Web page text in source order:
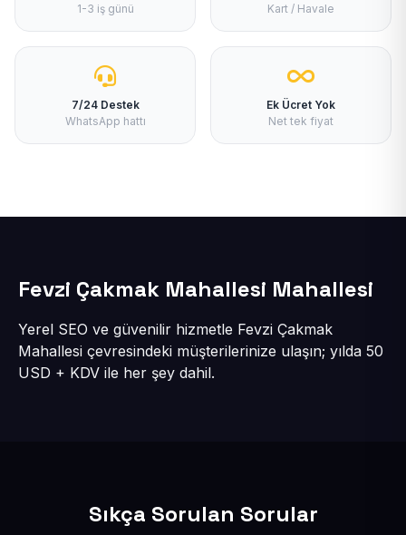
1-3 iş günü
Kart / Havale
7/24 Destek
WhatsApp hattı
Ek Ücret Yok
Net tek fiyat
Fevzi Çakmak Mahallesi Mahallesi
Yerel SEO ve güvenilir hizmetle Fevzi Çakmak
Mahallesi çevresindeki müşterilerinize ulaşın; yılda 50
USD + KDV ile her şey dahil.
Sıkça Sorulan Sorular